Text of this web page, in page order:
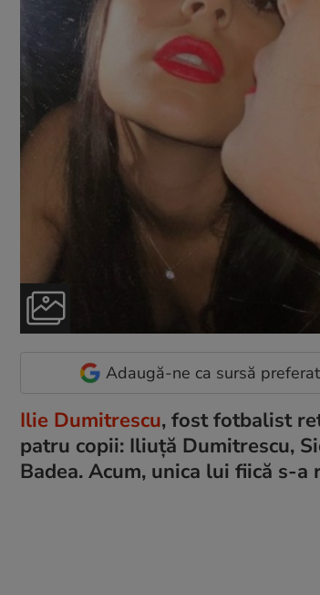
Adaugă-ne ca sursă
Ilie Dumitrescu, fost fotbalist
patru copii: Iliuţă Dumitrescu,
Badea. Acum, unica lui fiică s-